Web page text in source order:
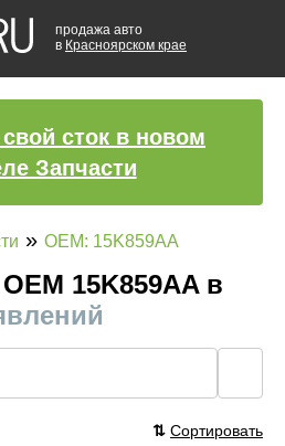
продажа авто
в Красноярском крае
сток в новом
Запчасти
» OEM: 15K859AA
15K859AA в
⇅ Сортировать